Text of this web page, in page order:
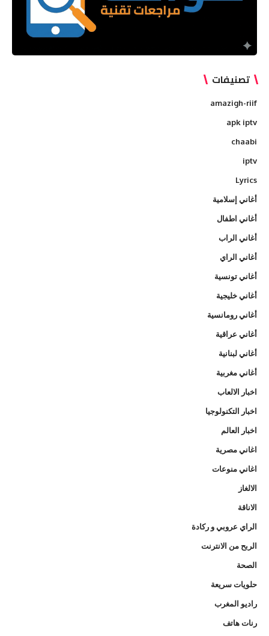
تصنيفات
amazigh-riif
apk iptv
chaabi
iptv
Lyrics
أغاني إسلامية
أغاني اطفال
أغاني الراب
أغاني الراي
أغاني تونسية
أغاني خليجية
أغاني رومانسية
أغاني عراقية
أغاني لبنانية
أغاني مغربية
اخبار الالعاب
اخبار التكنولوجيا
اخبار العالم
اغاني مصرية
اغاني منوعات
الالغاز
الاناقة
الراي عروبي و ركادة
الربح من الانترنت
الصحة
حلويات سريعة
راديو المغرب
رنات هاتف